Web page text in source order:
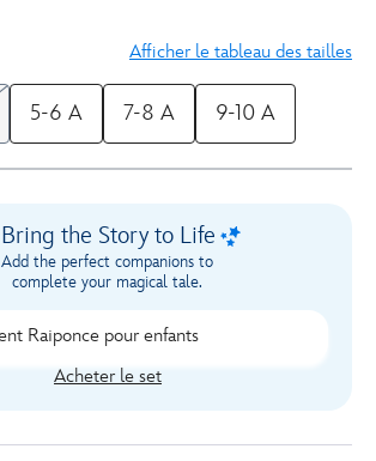
Afficher le tableau des tailles
5-6 A 7-8 A 9-10 A
Bring the Story to Life
Add the perfect companions to
complete your magical tale.
Acheter le set